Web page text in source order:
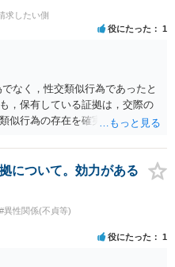
理していない」という回答にな
示を求めても拒否されるでしょ
求したい側
役にたった 1
なく，性交類似行為であったと
，保有している証拠は，交際の
似行為の存在を確実に証明でき
ら，慰謝料請求を進めることで
いては，婚姻破綻に至っていな
なるかもしれません。 ②夫との
かを検討するのがよいと思いま
明力を強めることも含む）でき
という考え方でもよいでしょ
ます。 ③行政書士に委任をして
について。効力がある
#異性関係(不貞等)
役にたった 1